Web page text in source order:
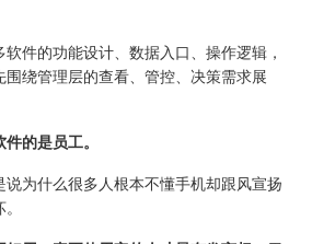
件的功能设计、数据入口、操作逻辑，
绕管理层的查看、管控、决策需求展
的是员工。
为什么很多人根本不懂手机却跟风宣扬